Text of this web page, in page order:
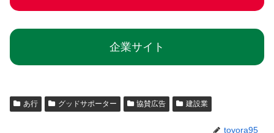
企業サイト
あ行 グッドサポーター 協賛広告 建設業
toyora95